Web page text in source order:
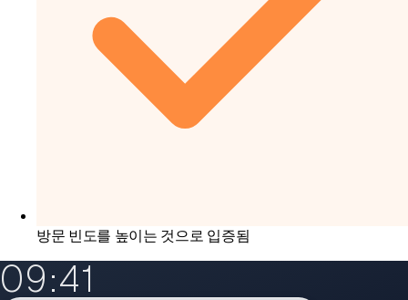
방문 빈도를 높이는 것으로 입증됨
09:41